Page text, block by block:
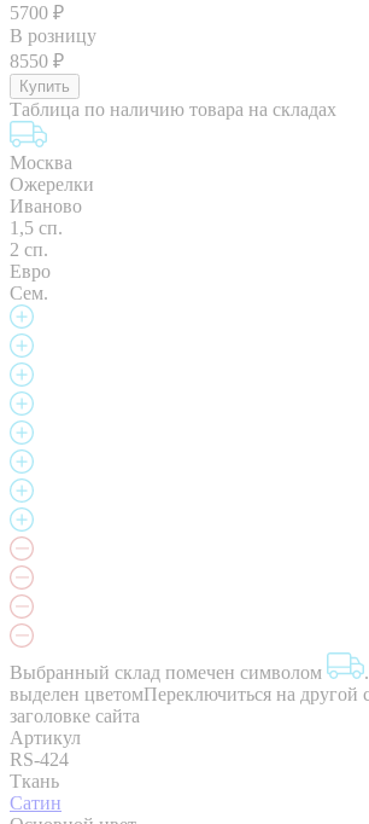
5700 ₽
В розницу
8550 ₽
Таблица по наличию товара на складах
Москва
Ожерелки
Иваново
1,5 сп.
2 сп.
Евро
Сем.
Выбранный склад помечен символом .
выделен цветомПереключиться на другой
заголовке сайта
Артикул
RS-424
Ткань
Сатин